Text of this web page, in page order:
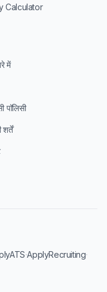
Calculator
में
पॉलिसी
शर्तें
·ApplyRecruiting·